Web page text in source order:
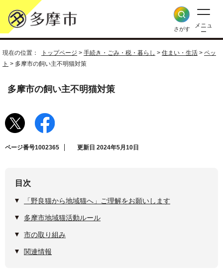
さがす
メニュ
ー
現在の位置： トップページ > 手続き・ごみ・税・暮らし > 住まい・生活 > ペッ
ト > 多摩市の飼い主不明猫対策
多摩市の飼い主不明猫対策
ページ番号1002365 更新日 2024年5月10日
目次
「野良猫から地域猫へ」ご理解をお願いします
多摩市地域猫活動ルール
市の取り組み
関連情報